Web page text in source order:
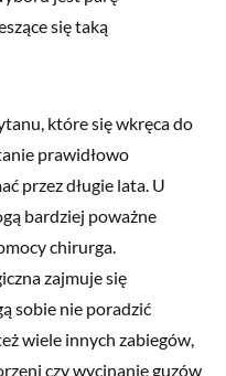
się taką
które się wkręca do
prawidłowo
przez długie lata. U
bardziej poważne
chirurga.
zajmuje się
sobie nie poradzić
wiele innych zabiegów,
czy wycinanie guzów